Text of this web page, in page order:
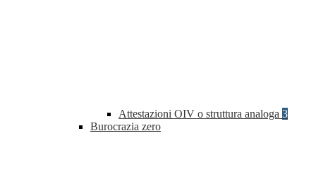
Attestazioni OIV o struttura analoga 3
Burocrazia zero